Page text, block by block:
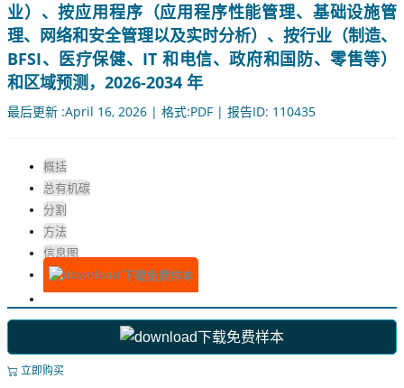
业）、按应用程序（应用程序性能管理、基础设施管
理、网络和安全管理以及实时分析）、按行业（制造、
BFSI、医疗保健、IT 和电信、政府和国防、零售等）
和区域预测，2026-2034 年
最后更新 :April 16, 2026 | 格式:PDF | 报告ID: 110435
概括
总有机碳
分割
方法
信息图
下载免费样本
下载免费样本
立即购买